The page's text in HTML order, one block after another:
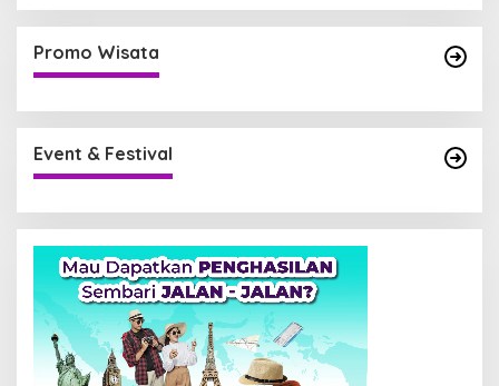
Promo Wisata
Event & Festival